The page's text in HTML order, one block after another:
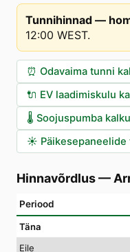
Tunnihinnad —
12:00 WEST.
⏰ Odavaima tunni
🔌 EV laadimiskulu
🌡️ Soojuspumba
☀️
Hinnavõrdlus—
Periood
Täna
Eile